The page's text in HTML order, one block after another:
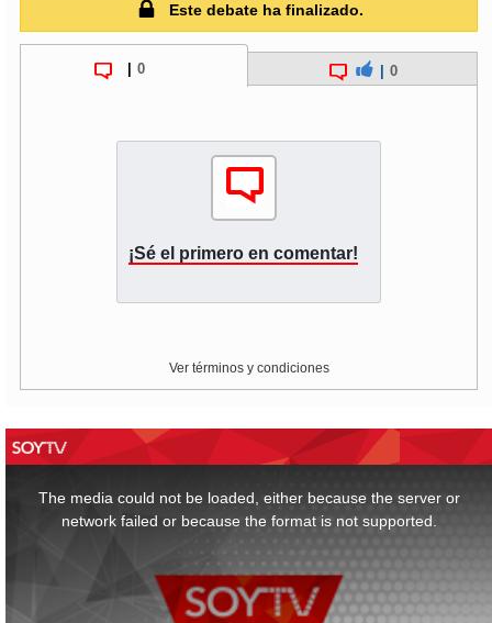
Este debate ha finalizado.
0 0
¡Sé el primero en comentar!
Ver términos y condiciones
The media could not be loaded, either because the server or
network failed or because the format is not supported.